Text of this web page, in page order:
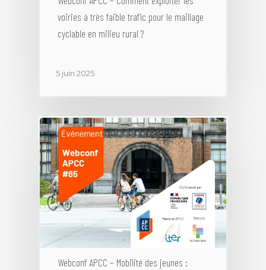
voiries à très faible trafic pour le maillage
cyclable en milieu rural ?
5 juin 2025
Webconf APCC – Mobilité des jeunes :